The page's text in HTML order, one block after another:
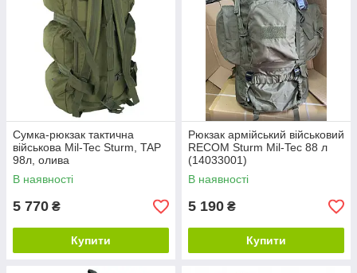
Сумка-рюкзак тактична
військова Mil-Tec Sturm, TAP
98л, олива
В наявності
5 770 ₴
Купити
Рюкзак армійський військовий
RECOM Sturm Mil-Tec 88 л
(14033001)
В наявності
5 190 ₴
Купити